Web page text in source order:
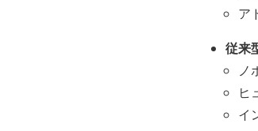
ア
従来
ノ
ヒ
イ